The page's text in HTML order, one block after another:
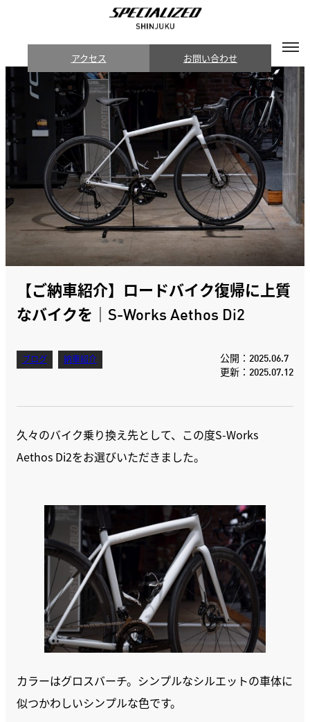
アクセス お問い合わせ
【ご納車紹介】ロードバイク復帰に上質
なバイクを｜S-Works Aethos Di2
ブログ 納車紹介
公開：2025.06.7
更新：2025.07.12
久々のバイク乗り換え先として、この度S-Works
Aethos Di2をお選びいただきました。
カラーはグロスバーチ。シンプルなシルエットの車体に
似つかわしいシンプルな色です。